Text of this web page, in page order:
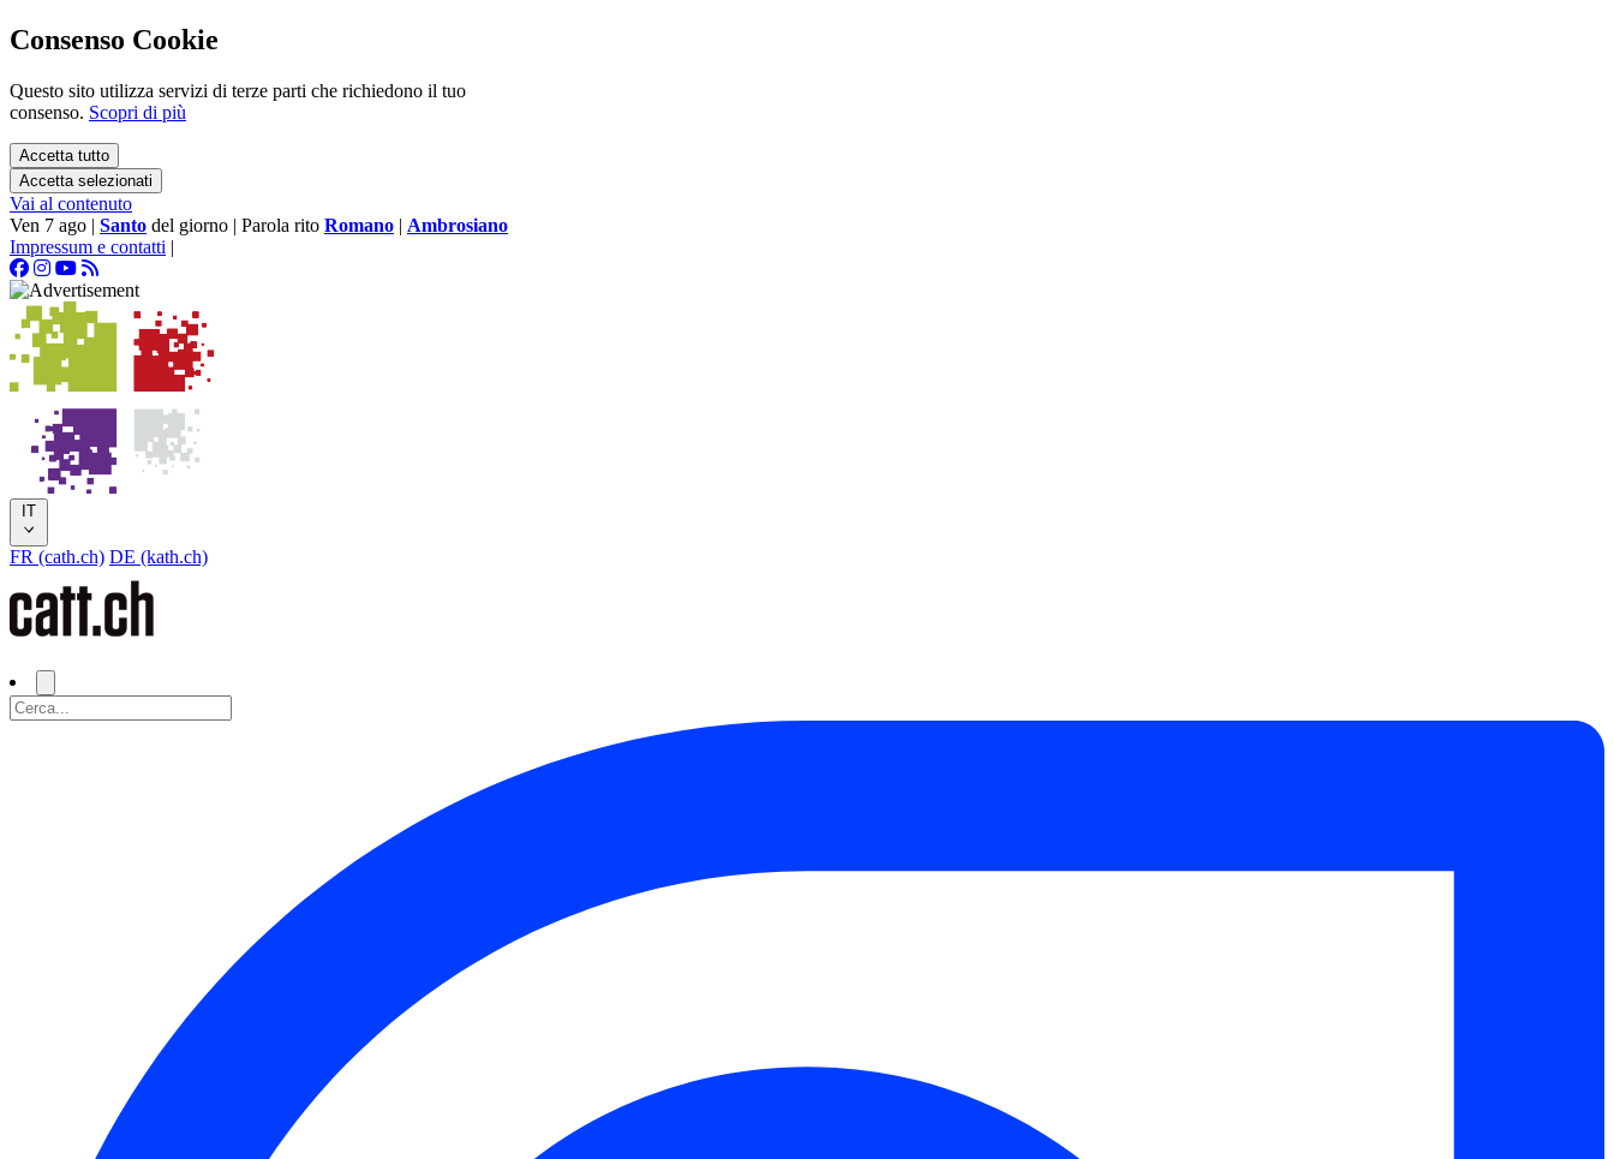
Consenso Cookie
Questo sito utilizza servizi di terze parti che richiedono il tuo
consenso. Scopri di più
Accetta tutto
Accetta selezionati
Vai al contenuto
Ven 7 ago | Santo del giorno | Parola rito Romano | Ambrosiano
Impressum e contatti |
IT
FR (cath.ch) DE (kath.ch)